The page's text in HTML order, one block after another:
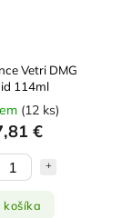
Vetri DMG
114ml
(12 ks)
€
košíka